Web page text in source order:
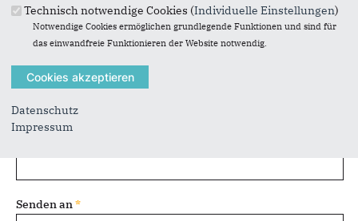
informieren, von wem die Empfehlung kommt, und dass es
kein Spam ist.
Eigene E-Mail-Adresse*
Senden an*
Technisch notwendige Cookies (Individuelle Einstellungen)
Notwendige Cookies ermöglichen grundlegende Funktionen und sind für
das einwandfreie Funktionieren der Website notwendig.
Datenschutz
Impressum